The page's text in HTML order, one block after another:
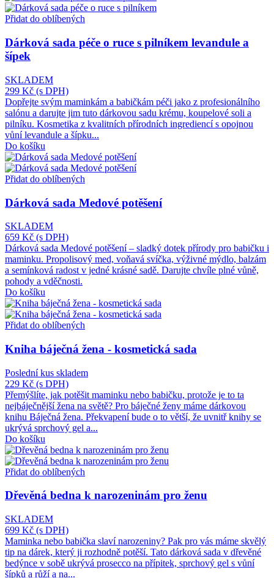
Přidat do oblíbených
Dárková sada péče o ruce s pilníkem levandule a
šípek
SKLADEM
299 Kč (s DPH)
Dopřejte svým maminkám a babičkám péči jako z profesionálního
salónu a darujte jim tuto dárkovou sadu krému, koupelové soli a
pilníku. Kosmetika z kvalitních přírodních ingrediencí s opojnou
vůní levandule a šípku...
Do košíku
Přidat do oblíbených
Dárková sada Medové potěšení
SKLADEM
659 Kč (s DPH)
Dárková sada Medové potěšení – sladký dotek přírody pro babičku i
maminku. Propolisový med, voňavá svíčka, výživné mýdlo, balzám
a semínková radost v jedné krásné sadě. Darujte chvíle plné vůně,
pohody a vděčnosti.
Do košíku
Přidat do oblíbených
Kniha báječná žena - kosmetická sada
Poslední kus skladem
229 Kč (s DPH)
Přemýšlíte, jak potěšit maminku nebo babičku, protože je to ta
nejbáječnější žena na světě? Pro báječné ženy máme dárkovou
knihu Báječná žena. Překvapení bude o to větší, že uvnitř knihy se
ukrývá sprchový gel a...
Do košíku
Přidat do oblíbených
Dřevěná bedna k narozeninám pro ženu
SKLADEM
699 Kč (s DPH)
Maminka nebo babička slaví narozeniny? Pak pro vás máme skvělý
tip na dárek, který ji rozhodně potěší. Tato dárková sada v dřevěné
bedýnce v sobě ukrývá prosecco na přípitek, sprchový gel s vůní
šípků a růží a na...